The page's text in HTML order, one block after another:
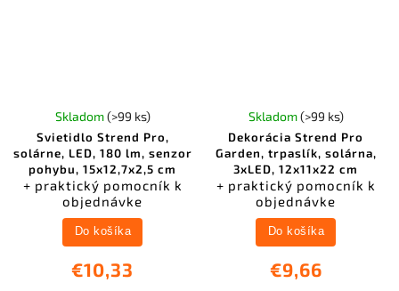
Svietidlo Strend Pro,
solárne, LED, 180 lm, senzor
pohybu, 15x12,7x2,5 cm
+ praktický pomocník k
objednávke
Skladom(>99 ks)
€10,33
Do košíka
Dekorácia Strend Pro
Garden, trpaslík, solárna,
3xLED, 12x11x22 cm
+ praktický pomocník k
objednávke
Skladom(>99 ks)
€9,66
Do košíka